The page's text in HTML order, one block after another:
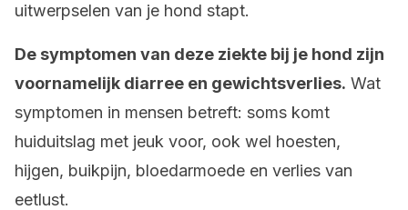
uitwerpselen van je hond stapt.
De symptomen van deze ziekte bij je hond zijn
voornamelijk diarree en gewichtsverlies. Wat
symptomen in mensen betreft: soms komt
huiduitslag met jeuk voor, ook wel hoesten,
hijgen, buikpijn, bloedarmoede en verlies van
eetlust.